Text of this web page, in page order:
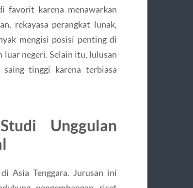
favorit karena menawarkan
rekayasa perangkat lunak,
mengisi posisi penting di
luar negeri. Selain itu, lulusan
saing tinggi karena terbiasa
Unggulan
Asia Tenggara. Jurusan ini